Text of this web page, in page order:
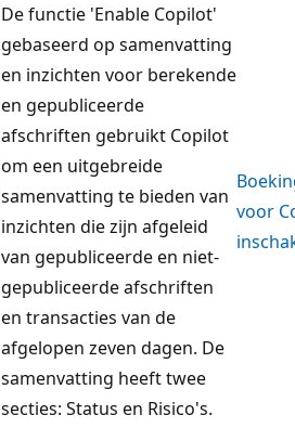
De functie 'Enable Copilot'
gebaseerd op samenvatting
en inzichten voor berekende
en gepubliceerde
afschriften gebruikt Copilot
om een uitgebreide
samenvatting te bieden van
inzichten die zijn afgeleid
van gepubliceerde en niet-
gepubliceerde afschriften
en transacties van de
afgelopen zeven dagen. De
samenvatting heeft twee
secties: Status en Risico's.
voor